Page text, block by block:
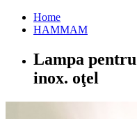
Home
HAMMAM
Lampa
inox. oţel